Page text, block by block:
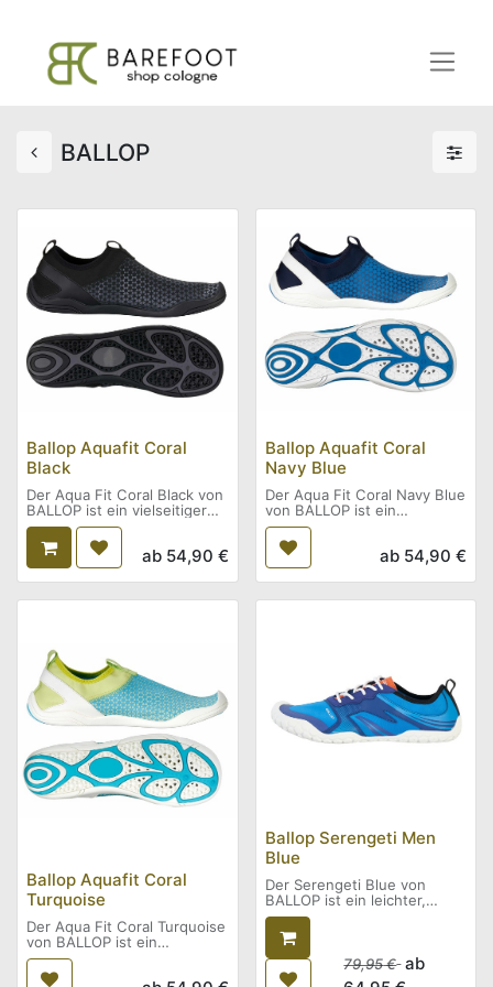
BALLOP
Ballop Aquafit Coral
Black
Der Aqua Fit Coral Black von
BALLOP ist ein vielseitiger
Funktions- und
Wasserschuh, der durch sein
flexibles, schnell
trocknendes Obermaterial
und die rutschhemmende
Sohle überzeugt.
und sorgt für ein leichtes,
natürliches Tragegefühl.
Ideal für Wassersport,
Strand, Pool oder
Freizeitaktivitäten an Land
und im Wasser.
ab 54,90 €
Ballop Aquafit Coral
Navy Blue
Der Aqua Fit Coral Navy Blue
von BALLOP ist ein
vielseitiger Funktions- und
Wasserschuh, der durch sein
flexibles, schnell
trocknendes Obermaterial
und die rutschhemmende
Sohle überzeugt.
Ideal für Wassersport,
Strand, Pool oder
Freizeitaktivitäten an Land
und im Wasser.
ab 54,90 €
Ballop Aquafit Coral
Turquoise
Der Aqua Fit Coral Turquoise
von BALLOP ist ein
vielseitiger Funktions- und
Wasserschuh, der durch sein
Ballop Serengeti Men
Blue
Der Serengeti Blue von
BALLOP ist ein leichter,
sportlicher Barfußschuh, der
ein besonders natürliches
Laufgefühl ermöglicht.
Die flache, flexible Sohle und
die großzügige Zehenbox
79,95€ ab